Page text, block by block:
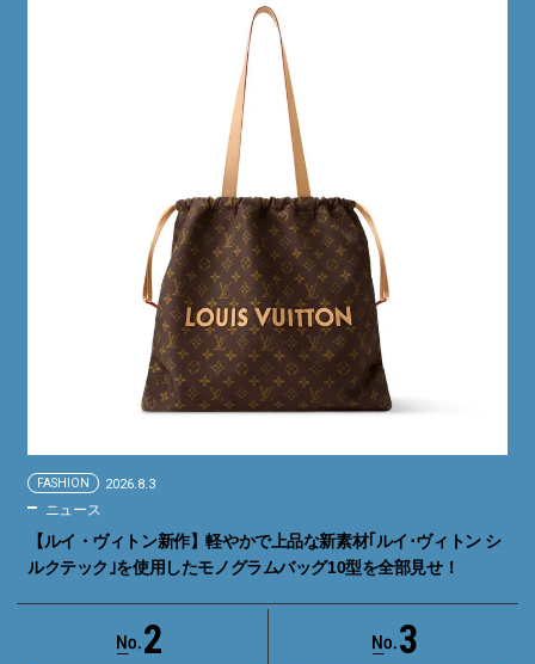
FASHION 2026.8.3
ニュース
【ルイ・ヴィトン新作】軽やかで上品な新素材｢ルイ･ヴィトン シ
ルクテック｣を使用したモノグラムバッグ10型を全部見せ！
2 3